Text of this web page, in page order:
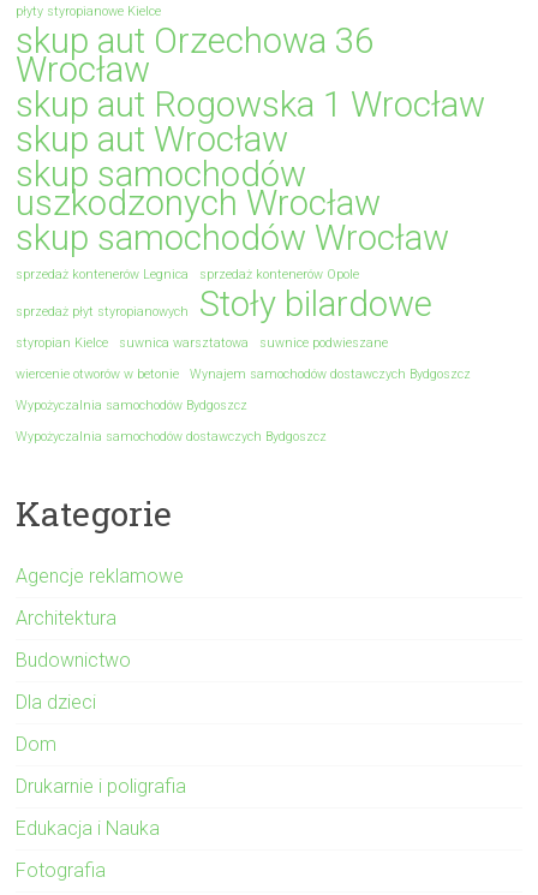
płyty styropianowe Kielce
skup aut Orzechowa 36
Wrocław
skup aut Rogowska 1 Wrocław
skup aut Wrocław
skup samochodów
uszkodzonych Wrocław
skup samochodów Wrocław
sprzedaż kontenerów Legnica sprzedaż kontenerów Opole
sprzedaż płyt styropianowych Stoły bilardowe
styropian Kielce suwnica warsztatowa
suwnice podwieszane
wiercenie otworów w betonie
Wynajem samochodów dostawczych Bydgoszcz
Wypożyczalnia samochodów Bydgoszcz
Wypożyczalnia samochodów dostawczych Bydgoszcz
Kategorie
Agencje reklamowe
Architektura
Budownictwo
Dla dzieci
Dom
Drukarnie i poligrafia
Edukacja i Nauka
Fotografia